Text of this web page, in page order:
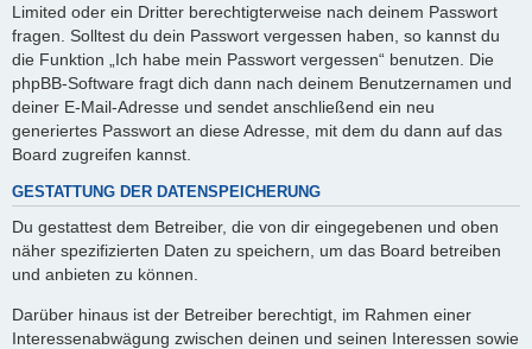
Limited oder ein Dritter berechtigterweise nach deinem Passwort
fragen. Solltest du dein Passwort vergessen haben, so kannst du
die Funktion „Ich habe mein Passwort vergessen“ benutzen. Die
phpBB-Software fragt dich dann nach deinem Benutzernamen und
deiner E-Mail-Adresse und sendet anschließend ein neu
generiertes Passwort an diese Adresse, mit dem du dann auf das
Board zugreifen kannst.
GESTATTUNG DER DATENSPEICHERUNG
Du gestattest dem Betreiber, die von dir eingegebenen und oben
näher spezifizierten Daten zu speichern, um das Board betreiben
und anbieten zu können.
Darüber hinaus ist der Betreiber berechtigt, im Rahmen einer
Interessenabwägung zwischen deinen und seinen Interessen sowie